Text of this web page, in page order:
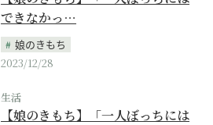
できなかっ…
娘のきもち
2023/12/28
生活
【娘のきもち】「一人ぼっちには